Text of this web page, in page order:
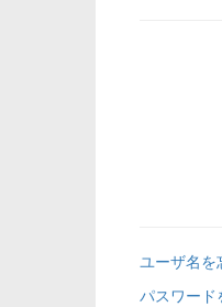
ユーザ名を
パスワード